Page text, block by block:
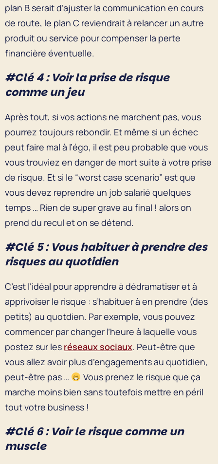
plan B serait d’ajuster la communication en cours
de route, le plan C reviendrait à relancer un autre
produit ou service pour compenser la perte
financière éventuelle.
#Clé 4 : Voir la prise de risque
comme un jeu
Après tout, si vos actions ne marchent pas, vous
pourrez toujours rebondir. Et même si un échec
peut faire mal à l’égo, il est peu probable que vous
vous trouviez en danger de mort suite à votre prise
de risque. Et si le “worst case scenario” est que
vous devez reprendre un job salarié quelques
temps … Rien de super grave au final ! alors on
prend du recul et on se détend.
#Clé 5 : Vous habituer à prendre des
risques au quotidien
C’est l’idéal pour apprendre à dédramatiser et à
apprivoiser le risque : s’habituer à en prendre (des
petits) au quotdien. Par exemple, vous pouvez
commencer par changer l’heure à laquelle vous
postez sur les réseaux sociaux. Peut-être que
vous allez avoir plus d’engagements au quotidien,
peut-être pas …
Vous prenez le risque que ça
marche moins bien sans toutefois mettre en péril
tout votre business !
#Clé 6 : Voir le risque comme un
muscle